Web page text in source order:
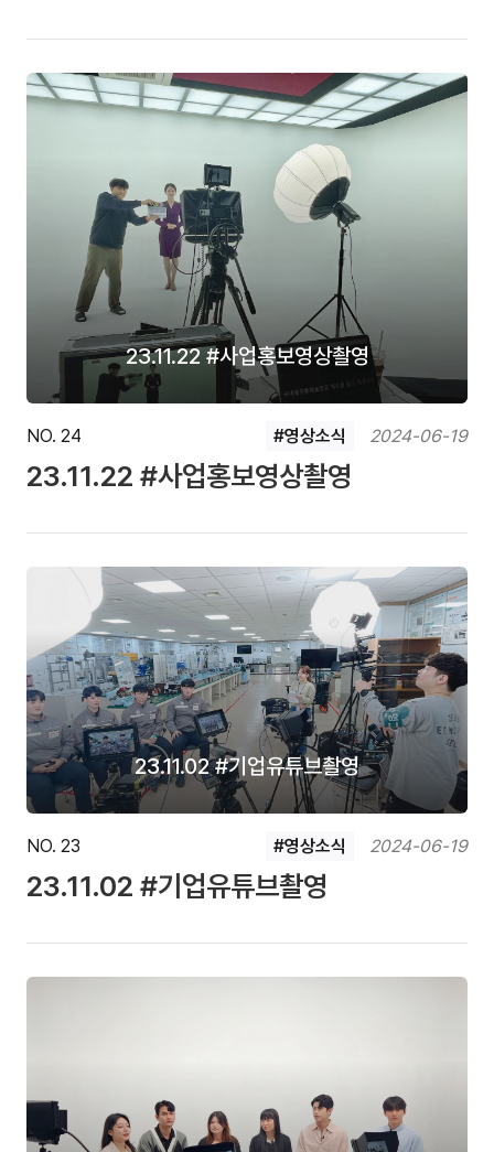
23.11.22 #사업홍보영상촬영
NO. 24 #영상소식 2024-06-19
23.11.22 #사업홍보영상촬영
23.11.02 #기업유튜브촬영
NO. 23 #영상소식 2024-06-19
23.11.02 #기업유튜브촬영